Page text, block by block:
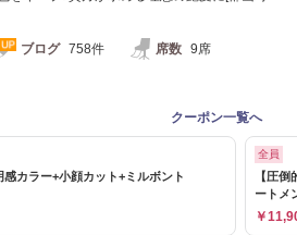
ブログ 758件 席数 9席
クーポン一覧へ
感カラー+小顔カット+ミルボント
全員
【圧
ートメ
￥